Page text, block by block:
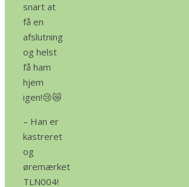
snart at
få en
afslutning
og helst
få ham
hjem
igen!😢😿
– Han er
kastreret
og
øremærket
TLN004!